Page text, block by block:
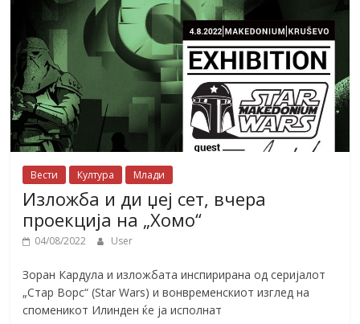
Вести Култура Млади
Изложба и ди џеј сет, вчера
проекција на „Хомо“
04/08/2022 User
Зоран Кардула и изложбата инспирирана од серијалот
„Стар Ворс“ (Star Wars) и вонвременскиот изглед на
споменикот Илинден ќе ја исполнат